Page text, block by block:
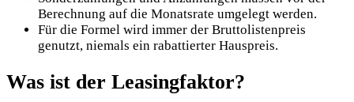
Berechnung auf die Monatsrate umgelegt werden.
Für die Formel wird immer der Bruttolistenpreis
genutzt, niemals ein rabattierter Hauspreis.
Was ist der Leasingfaktor?